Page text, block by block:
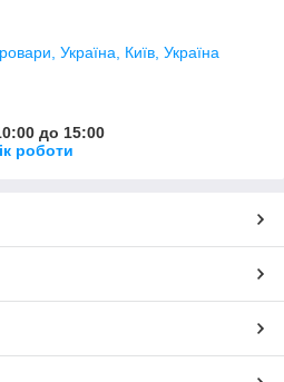
Україна, Київ, Україна
до 15:00
роботи